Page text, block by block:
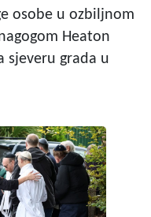
osobe u ozbiljnom
Heaton
sjeveru grada u